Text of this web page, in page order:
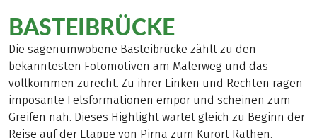
BASTEIBRÜCKE
Die sagenumwobene Basteibrücke zählt zu den
bekanntesten Fotomotiven am Malerweg und das
vollkommen zurecht. Zu ihrer Linken und Rechten ragen
imposante Felsformationen empor und scheinen zum
Greifen nah. Dieses Highlight wartet gleich zu Beginn der
Reise auf der Etappe von Pirna zum Kurort Rathen.